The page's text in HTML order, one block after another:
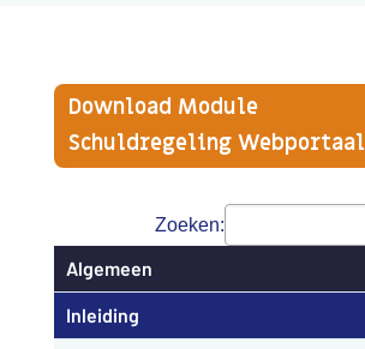
Download Module
Schuldregeling Webportaal
Zoeken:
Algemeen
Algemeen
Inleiding